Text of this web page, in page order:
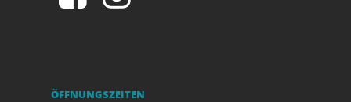
ÖFFNUNGSZEITEN